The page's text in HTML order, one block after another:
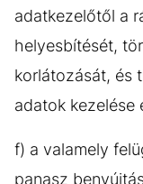
adatkezelőtől a
helyesbítését,
korlátozását, és
adatok kezelése
f) a valamely
panasz